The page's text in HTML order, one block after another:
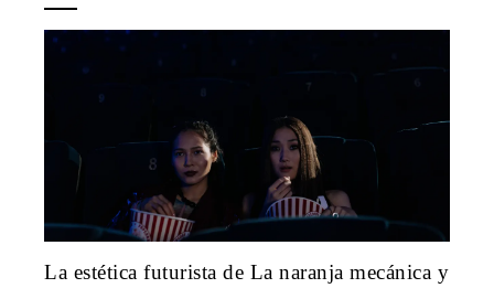
La estética futurista de La naranja mecánica y